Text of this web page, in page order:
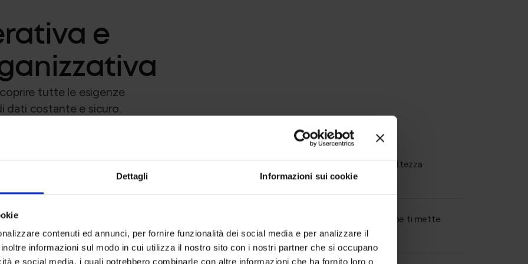
Dettagli Informazioni sui cookie
contenuti ed annunci, per fornire funzionalità dei social media e per analizzare il
informazioni sul modo in cui utilizza il nostro sito con i nostri partner che si occupano
e social media, i quali potrebbero combinarle con altre informazioni che ha fornito loro o
e
tutte le esigenze
dati costante e sicuro.
End"
Gestione completa e puntuale dei prospetti paga, garantendo la massima correttezza
retributiva per ogni livello contrattuale.
Presidio totale su F24, Uniemens e Certificazioni Uniche, per una compliance che ti mette
al riparo da ogni sanzione.